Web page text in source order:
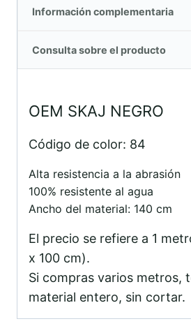
Información complementaria
Consulta sobre el producto
OEM SKAJ NEGRO
Código de color: 84
Alta resistencia a la abrasión
100% resistente al agua
Ancho del material: 140 cm
El precio se refiere a 1
x 100 cm).
Si compras varios metros,
material entero, sin cortar.